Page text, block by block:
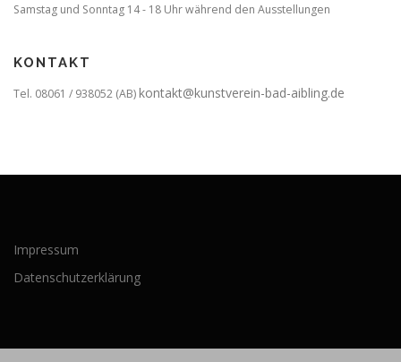
Samstag und Sonntag 14 - 18 Uhr während den Ausstellungen
KONTAKT
Tel. 08061 / 938052 (AB)kontakt@kunstverein-bad-aibling.de
Impressum
Datenschutzerklärung